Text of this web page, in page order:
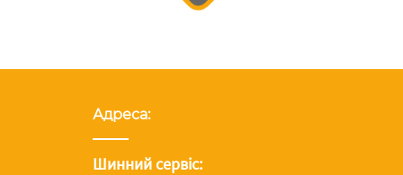
Адреса:
Шинний сервіс: